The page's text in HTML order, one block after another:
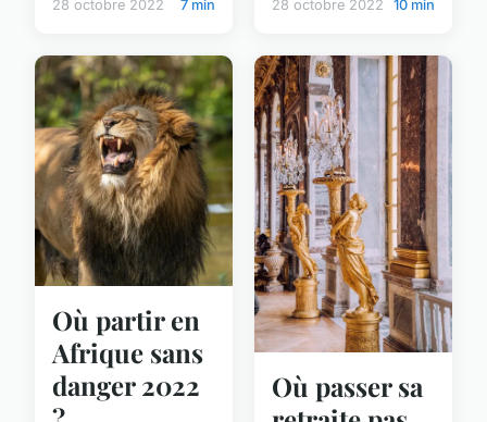
28 octobre 2022 7 min 28 octobre 2022 10 min
Où partir en
Afrique sans
danger 2022
Où passer sa